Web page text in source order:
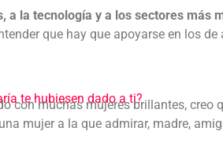
a la tecnología y a los sectores más
que hay que apoyarse en los de
te hubiesen dado a ti?
con muchas mujeres brillantes, creo
mujer a la que admirar, madre,